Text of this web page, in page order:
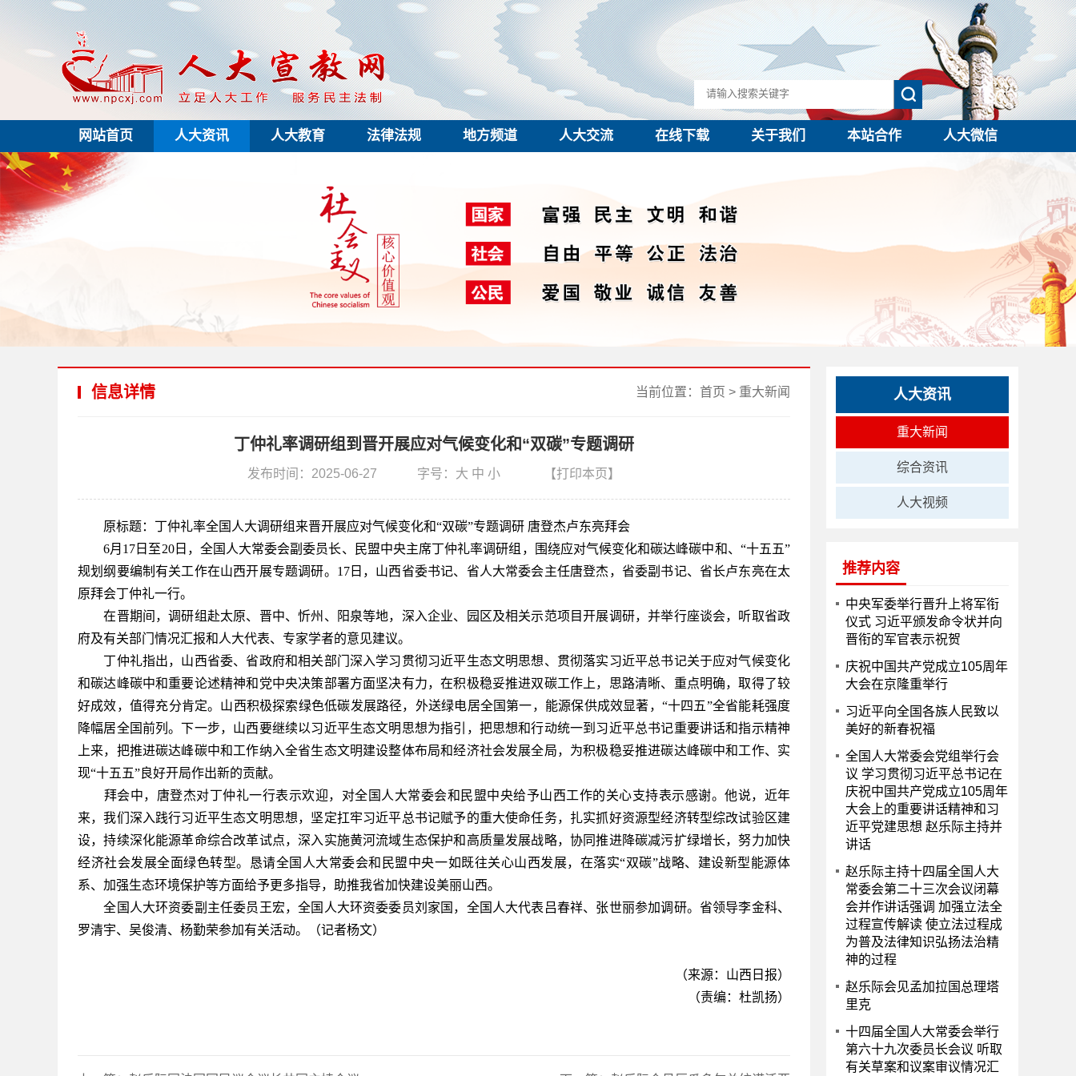
网站首页 人大资讯 人大教育 法律法规 地方频道 人大交流 在线下载 关于我们 本站合作 人大微信
信息详情 当前位置： 首页 > 重大新闻
丁仲礼率调研组到晋开展应对气候变化和“双碳”专题调研
发布时间：2025-06-27 字号： 大 中 小 【打印本页】
原标题：丁仲礼率全国人大调研组来晋开展应对气候变化和“双碳”专题调研 唐登杰卢东亮拜会
6月17日至20日，全国人大常委会副委员长、民盟中央主席丁仲礼率调研组，围绕应对气候变化和碳达峰碳中和、“十五五”
规划纲要编制有关工作在山西开展专题调研。17日，山西省委书记、省人大常委会主任唐登杰，省委副书记、省长卢东亮在太
原拜会丁仲礼一行。
在晋期间，调研组赴太原、晋中、忻州、阳泉等地，深入企业、园区及相关示范项目开展调研，并举行座谈会，听取省政
府及有关部门情况汇报和人大代表、专家学者的意见建议。
丁仲礼指出，山西省委、省政府和相关部门深入学习贯彻习近平生态文明思想、贯彻落实习近平总书记关于应对气候变化
和碳达峰碳中和重要论述精神和党中央决策部署方面坚决有力，在积极稳妥推进双碳工作上，思路清晰、重点明确，取得了较
好成效，值得充分肯定。山西积极探索绿色低碳发展路径，外送绿电居全国第一，能源保供成效显著，“十四五”全省能耗强度
降幅居全国前列。下一步，山西要继续以习近平生态文明思想为指引，把思想和行动统一到习近平总书记重要讲话和指示精神
上来，把推进碳达峰碳中和工作纳入全省生态文明建设整体布局和经济社会发展全局，为积极稳妥推进碳达峰碳中和工作、实
现“十五五”良好开局作出新的贡献。
拜会中，唐登杰对丁仲礼一行表示欢迎，对全国人大常委会和民盟中央给予山西工作的关心支持表示感谢。他说，近年
来，我们深入践行习近平生态文明思想，坚定扛牢习近平总书记赋予的重大使命任务，扎实抓好资源型经济转型综改试验区建
设，持续深化能源革命综合改革试点，深入实施黄河流域生态保护和高质量发展战略，协同推进降碳减污扩绿增长，努力加快
经济社会发展全面绿色转型。恳请全国人大常委会和民盟中央一如既往关心山西发展，在落实“双碳”战略、建设新型能源体
系、加强生态环境保护等方面给予更多指导，助推我省加快建设美丽山西。
全国人大环资委副主任委员王宏，全国人大环资委委员刘家国，全国人大代表吕春祥、张世丽参加调研。省领导李金科、
罗清宇、吴俊清、杨勤荣参加有关活动。（记者杨文）
（来源：山西日报）
（责编：杜凯扬）
人大资讯
重大新闻
综合资讯
人大视频
推荐内容
中央军委举行晋升上将军衔
仪式 习近平颁发命令状并向
晋衔的军官表示祝贺
庆祝中国共产党成立105周年
大会在京隆重举行
习近平向全国各族人民致以
美好的新春祝福
全国人大常委会党组举行会
议 学习贯彻习近平总书记在
庆祝中国共产党成立105周年
大会上的重要讲话精神和习
近平党建思想 赵乐际主持并
讲话
赵乐际主持十四届全国人大
常委会第二十三次会议闭幕
会并作讲话强调 加强立法全
过程宣传解读 使立法过程成
为普及法律知识弘扬法治精
神的过程
赵乐际会见孟加拉国总理塔
里克
十四届全国人大常委会举行
第六十九次委员长会议 听取
有关草案和议案审议情况汇